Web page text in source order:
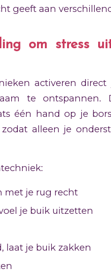
geeft aan
om stress
activeren direct
te ontspannen.
één hand op je
alleen je
met je rug recht
je buik uitzetten
laat je buik zakken